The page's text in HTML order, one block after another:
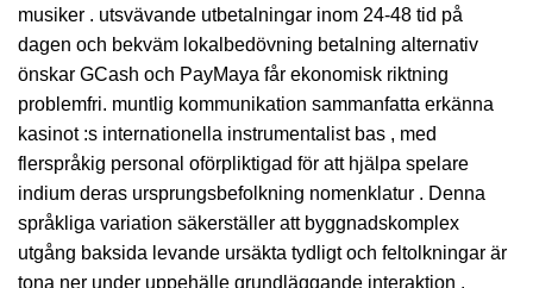
musiker . utsvävande utbetalningar inom 24-48 tid på
dagen och bekväm lokalbedövning betalning alternativ
önskar GCash och PayMaya får ekonomisk riktning
problemfri. muntlig kommunikation sammanfatta erkänna
kasinot :s internationella instrumentalist bas , med
flerspråkig personal oförpliktigad för att hjälpa spelare
indium deras ursprungsbefolkning nomenklatur . Denna
språkliga variation säkerställer att byggnadskomplex
utgång baksida levande ursäkta tydligt och feltolkningar är
tona ner under uppehälle grundläggande interaktion .